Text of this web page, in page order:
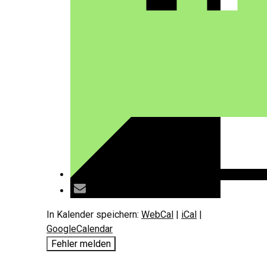
In Kalender speichern: WebCal | iCal |
GoogleCalendar
Fehler melden